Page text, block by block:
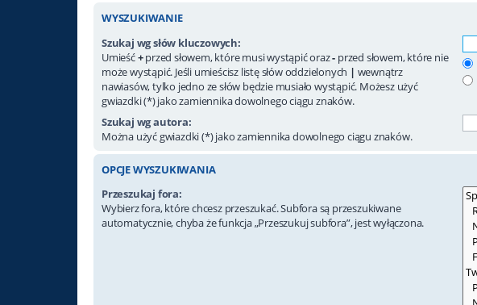
WYSZUKIWANIE
Szukaj wg słów kluczowych:
Umieść+przed słowem, które musi wystąpić oraz- przed słowem, które nie
może wystąpić. Jeśli umieścisz listę słów oddzielonych | wewnątrz
nawiasów, tylko jedno ze słów będzie musiało wystąpić. Możesz użyć
gwiazdki (*) jako zamiennika dowolnego ciągu znaków.
Szukaj wg autora:
Można użyć gwiazdki (*) jako zamiennika dowolnego ciągu znaków.
OPCJE WYSZUKIWANIA
Przeszukaj fora:
Wybierz fora, które chcesz przeszukać. Subfora są przeszukiwane
automatycznie, chyba że funkcja „Przeszukuj subfora”, jest wyłączona.